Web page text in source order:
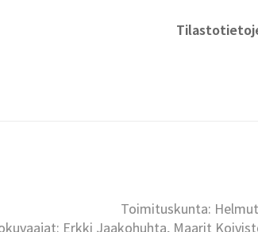
Toimituskunta:
Erkki Jaakohuhta, Maarit